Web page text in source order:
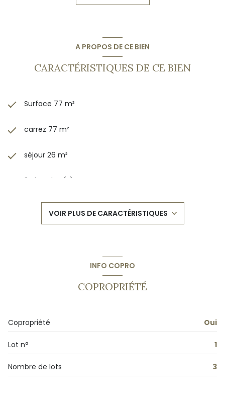
A PROPOS DE CE BIEN
CARACTÉRISTIQUES DE CE BIEN
Surface 77 m²
carrez 77 m²
séjour 26 m²
3 chambre(s)
1 salle(s) de bain
cuisine américaine
2 parking(s)
VOIR PLUS DE CARACTÉRISTIQUES
INFO COPRO
COPROPRIÉTÉ
Copropriété Oui
Lot n° 1
Nombre de lots 3